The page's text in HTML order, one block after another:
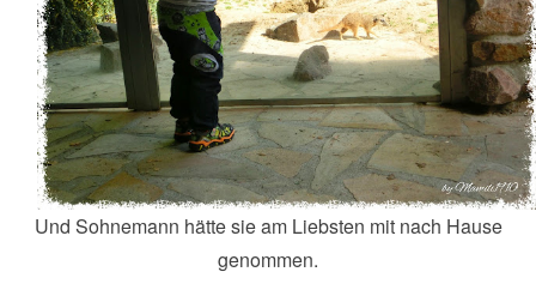
Und Sohnemann hätte sie am Liebsten mit nach Hause
genommen.